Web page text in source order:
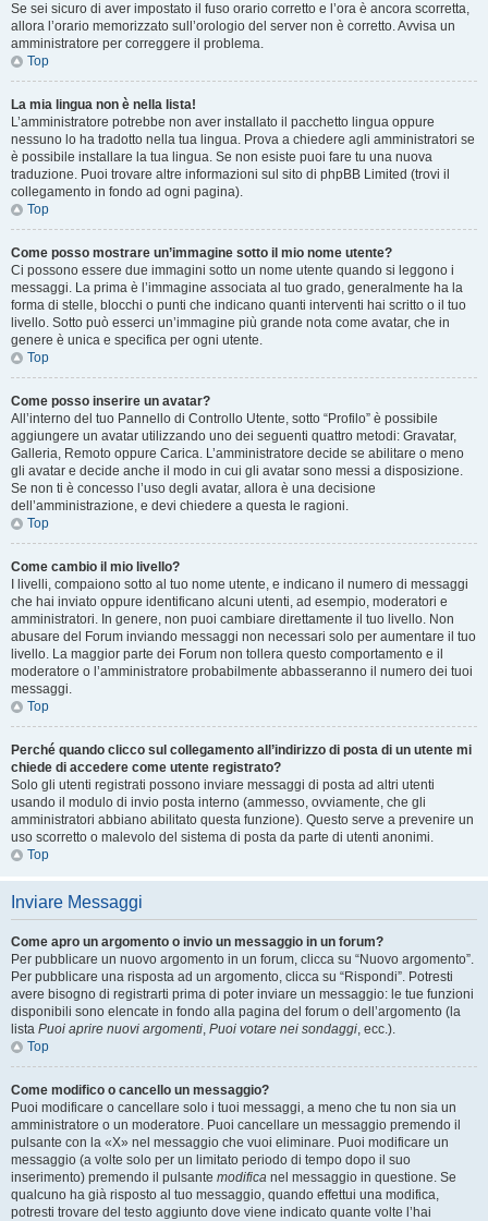
Se sei sicuro di aver impostato il fuso orario corretto e l’ora è ancora scorretta,
allora l’orario memorizzato sull’orologio del server non è corretto. Avvisa un
amministratore per correggere il problema.
Top
La mia lingua non è nella lista!
L’amministratore potrebbe non aver installato il pacchetto lingua oppure
nessuno lo ha tradotto nella tua lingua. Prova a chiedere agli amministratori se
è possibile installare la tua lingua. Se non esiste puoi fare tu una nuova
traduzione. Puoi trovare altre informazioni sul sito di phpBB Limited (trovi il
collegamento in fondo ad ogni pagina).
Top
Come posso mostrare un’immagine sotto il mio nome utente?
Ci possono essere due immagini sotto un nome utente quando si leggono i
messaggi. La prima è l’immagine associata al tuo grado, generalmente ha la
forma di stelle, blocchi o punti che indicano quanti interventi hai scritto o il tuo
livello. Sotto può esserci un’immagine più grande nota come avatar, che in
genere è unica e specifica per ogni utente.
Top
Come posso inserire un avatar?
All’interno del tuo Pannello di Controllo Utente, sotto “Profilo” è possibile
aggiungere un avatar utilizzando uno dei seguenti quattro metodi: Gravatar,
Galleria, Remoto oppure Carica. L’amministratore decide se abilitare o meno
gli avatar e decide anche il modo in cui gli avatar sono messi a disposizione.
Se non ti è concesso l’uso degli avatar, allora è una decisione
dell’amministrazione, e devi chiedere a questa le ragioni.
Top
Come cambio il mio livello?
I livelli, compaiono sotto al tuo nome utente, e indicano il numero di messaggi
che hai inviato oppure identificano alcuni utenti, ad esempio, moderatori e
amministratori. In genere, non puoi cambiare direttamente il tuo livello. Non
abusare del Forum inviando messaggi non necessari solo per aumentare il tuo
livello. La maggior parte dei Forum non tollera questo comportamento e il
moderatore o l’amministratore probabilmente abbasseranno il numero dei tuoi
messaggi.
Top
Perché quando clicco sul collegamento all’indirizzo di posta di un utente mi
chiede di accedere come utente registrato?
Solo gli utenti registrati possono inviare messaggi di posta ad altri utenti
usando il modulo di invio posta interno (ammesso, ovviamente, che gli
amministratori abbiano abilitato questa funzione). Questo serve a prevenire un
uso scorretto o malevolo del sistema di posta da parte di utenti anonimi.
Top
Inviare Messaggi
Come apro un argomento o invio un messaggio in un forum?
Per pubblicare un nuovo argomento in un forum, clicca su “Nuovo argomento”.
Per pubblicare una risposta ad un argomento, clicca su “Rispondi”. Potresti
avere bisogno di registrarti prima di poter inviare un messaggio: le tue funzioni
disponibili sono elencate in fondo alla pagina del forum o dell’argomento (la
lista Puoi aprire nuovi argomenti, Puoi votare nei sondaggi, ecc.).
Top
Come modifico o cancello un messaggio?
Puoi modificare o cancellare solo i tuoi messaggi, a meno che tu non sia un
amministratore o un moderatore. Puoi cancellare un messaggio premendo il
pulsante con la «X» nel messaggio che vuoi eliminare. Puoi modificare un
messaggio (a volte solo per un limitato periodo di tempo dopo il suo
inserimento) premendo il pulsante modifica nel messaggio in questione. Se
qualcuno ha già risposto al tuo messaggio, quando effettui una modifica,
potresti trovare del testo aggiunto dove viene indicato quante volte l’hai